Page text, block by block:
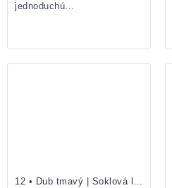
jednoduchú...
12 • Dub tmavý | Soklová lišta